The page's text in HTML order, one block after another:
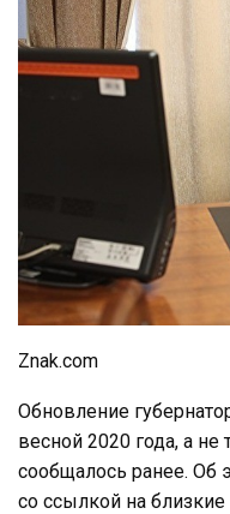
Znak.com
Обновление
весной 2020 года, а
сообщалось ранее. Об
со ссылкой на